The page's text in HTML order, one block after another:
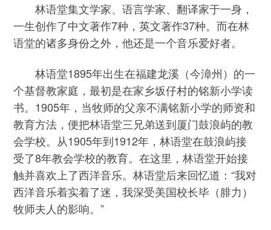
林语堂集文学家、语言学家、翻译家于一身，
一生创作了中文著作7种，英文著作37种。而在林
语堂的诸多身份之外，他还是一个音乐爱好者。
林语堂1895年出生在福建龙溪（今漳州）的一
个基督教家庭，最初是在家乡坂仔村的铭新小学读
书。1905年，当牧师的父亲不满铭新小学的师资和
教育方法，便把林语堂三兄弟送到厦门鼓浪屿的教
会学校。从1905年到1912年，林语堂在鼓浪屿接
受了8年教会学校的教育。在这里，林语堂开始接
触并喜欢上了西洋音乐。林语堂后来回忆道：“我对
西洋音乐着实着了迷，我深受美国校长毕（腓力）
牧师夫人的影响。”